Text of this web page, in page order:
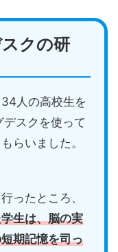
クの研
人の高校生を
スクを使って
らいました。
ったところ、
生は、脳の実
期記憶を司っ